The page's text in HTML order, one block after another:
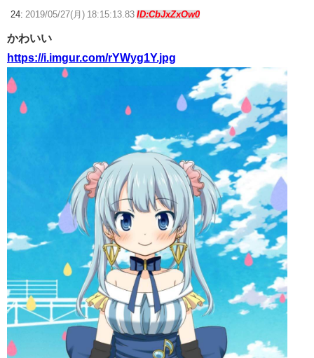
24: 2019/05/27(月) 18:15:13.83 ID:CbJxZxOw0
かわいい
https://i.imgur.com/rYWyg1Y.jpg